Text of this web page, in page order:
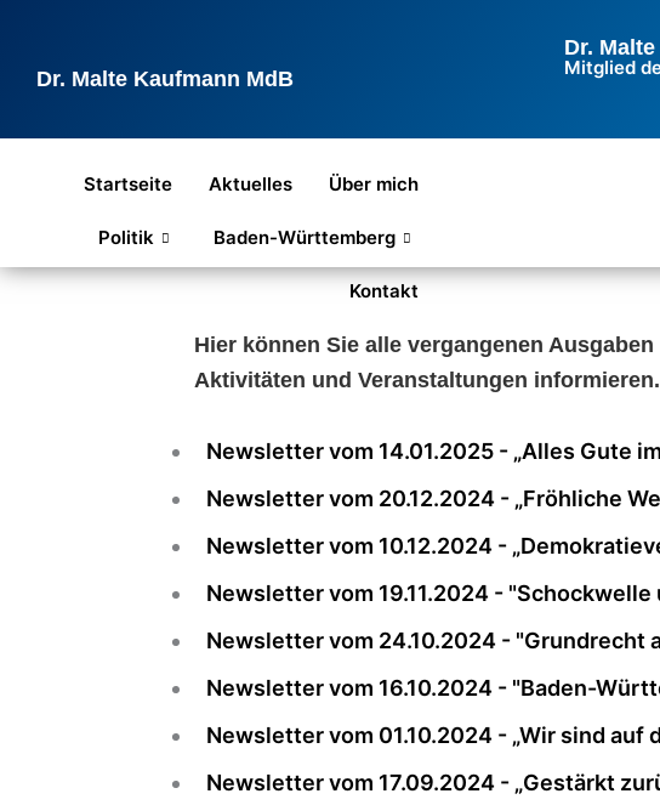
springenDr. Malte Kaufmann MdB
Dr.
Mitglied
Startseite Aktuelles Über mich
Politik Baden-Württemberg
Kontakt
Hier können Sie alle vergangenen
Aktivitäten und Veranstaltungen informieren.
Newsletter vom 14.01.2025 - „Alles Gute
Newsletter vom 20.12.2024 - „Fröhliche
Newsletter vom 10.12.2024 -
Newsletter vom 19.11.2024 - "Schockwelle
Newsletter vom 24.10.2024 - "Grundrecht
Newsletter vom 16.10.2024 - "Baden-
Newsletter vom 01.10.2024 - „Wir sind auf
Newsletter vom 17.09.2024 - „Gestärkt